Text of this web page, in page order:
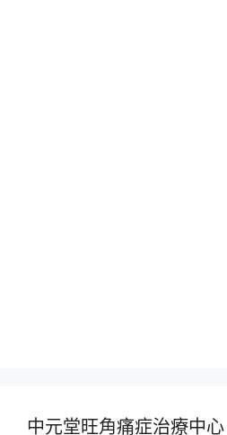
中元堂旺角痛症治療中心